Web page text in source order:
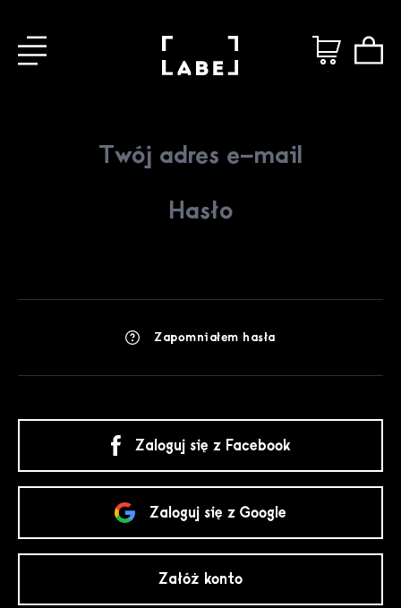
Zapomniałem hasła
Zaloguj się z Facebook
Zaloguj się z Google
Załóż konto